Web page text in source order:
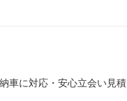
車に対応・安心立会い見積